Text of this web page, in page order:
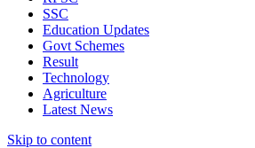
SSC
Education Updates
Govt Schemes
Result
Technology
Agriculture
Latest News
Skip to content